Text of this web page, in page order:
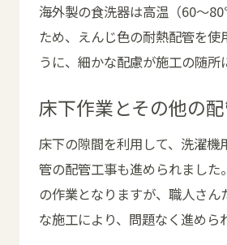
海外製の食洗器は高温（60～
ため、えんじ色の耐熱配管を使
うに、細かな配慮が施工の随所
床下作業とその他の
床下の隙間を利用して、洗濯機
管の配管工事も進められました
の作業となりますが、職人さん
な施工により、問題なく進めら